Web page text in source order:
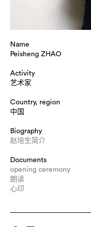
Name
Peisheng ZHAO
Activity
艺术家
Country, region
中国
Biography
赵培生简介
Documents
opening ceremony
朗读
心印